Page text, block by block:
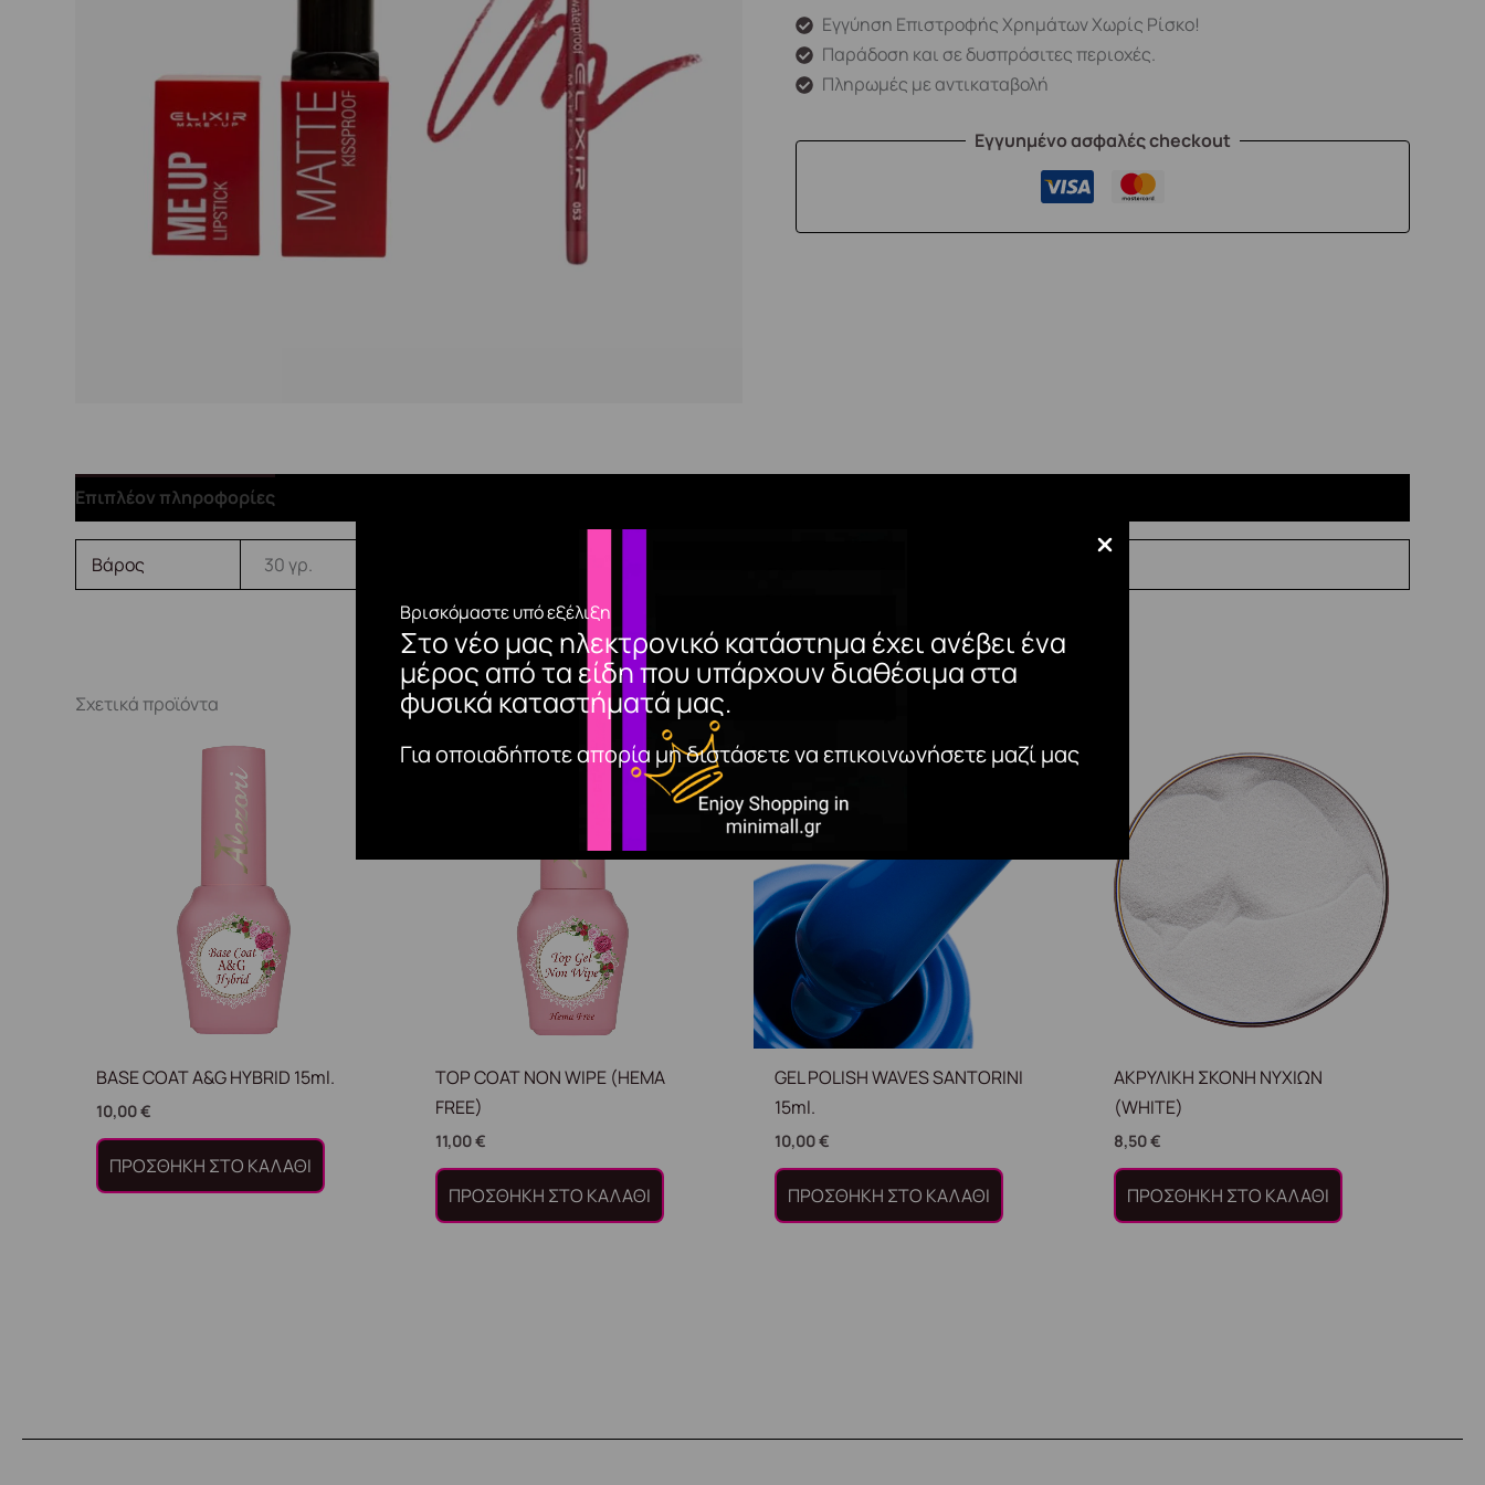
Βρισκόμαστε υπό εξέλιξη
Στο νέο μας ηλεκτρονικό κατάστημα έχει ανέβει ένα
μέρος από τα είδη που υπάρχουν διαθέσιμα στα
φυσικά καταστήματά μας.
Για οποιαδήποτε απορία μη διστάσετε να επικοινωνήσετε μαζί μας
Εγγύηση Επιστροφής Χρημάτων Χωρίς Ρίσκο!
Παράδοση και σε δυσπρόσιτες περιοχές.
Πληρωμές με αντικαταβολή
Εγγυημένο ασφαλές checkout
Επιπλέον πληροφορίες
Βάρος 30 γρ.
Σχετικά προϊόντα
BASE COAT A&G HYBRID 15ml.
10,00€
ΠΡΟΣΘΉΚΗ ΣΤΟ ΚΑΛΆΘΙ
TOP COAT NON WIPE (HEMA
FREE)
11,00€
ΠΡΟΣΘΉΚΗ ΣΤΟ ΚΑΛΆΘΙ
GEL POLISH WAVES SANTORINI
15ml.
10,00€
ΠΡΟΣΘΉΚΗ ΣΤΟ ΚΑΛΆΘΙ
ΑΚΡΥΛΙΚΗ ΣΚΟΝΗ ΝΥΧΙΩΝ
(WHITE)
8,50€
ΠΡΟΣΘΉΚΗ ΣΤΟ ΚΑΛΆΘΙ